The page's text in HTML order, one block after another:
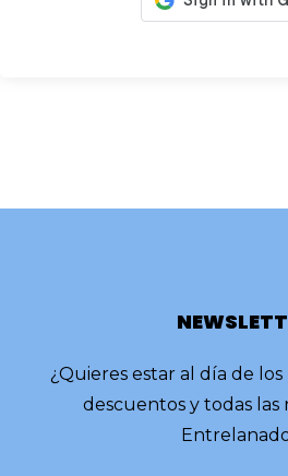
¿Quieres estar al día de
descuentos y todas las